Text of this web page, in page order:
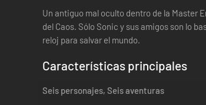
Un antiguo mal oculto dentro de la Master
del Caos. Sólo Sonic y sus amigos son lo
reloj para salvar el mundo.
Características principales
Seis personajes, Seis aventuras